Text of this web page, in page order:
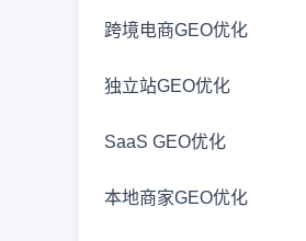
跨境电商GEO优化
独立站GEO优化
SaaS GEO优化
本地商家GEO优化